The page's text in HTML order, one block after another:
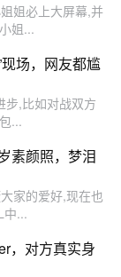
姐必上大屏幕,并
姐...
场，网友都尴
步,比如对战双方
...
素颜照，梦泪
家的爱好,现在也
中...
，对方真实身